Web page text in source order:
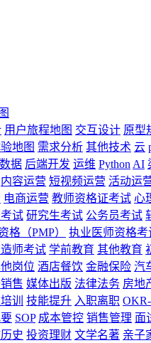
用户旅程地图 交互设计 原型
地图 需求分析 其他技术 云
据 后端开发 运维 Python AI
内容运营 短视频运营 活动运
电商运营 教师资格证考试 心
试 研究生考试 公务员考试
格（PMP）
执业医师资格考
师考试 学前教育 其他教育
岗位 酒店餐饮 金融保险 汽
售 媒体出版 法律法务 房地
训 技能提升 入职离职
SOP 成本管控 销售管理 面
史 投资理财 文学名著 亲子